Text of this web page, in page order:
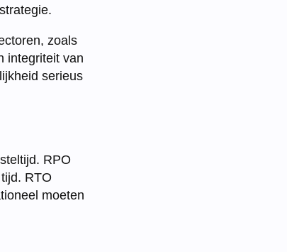
zoals
integriteit van
serieus
RPO
RTO
moeten